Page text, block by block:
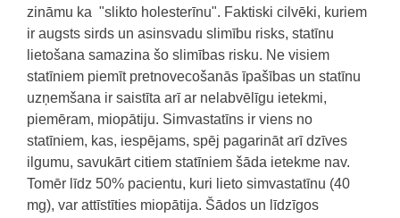
zināmu ka "slikto holesterīnu". Faktiski cilvēki, kuriem
ir augsts sirds un asinsvadu slimību risks, statīnu
lietošana samazina šo slimības risku. Ne visiem
statīniem piemīt pretnovecošanās īpašības un statīnu
uzņemšana ir saistīta arī ar nelabvēlīgu ietekmi,
piemēram, miopātiju. Simvastatīns ir viens no
statīniem, kas, iespējams, spēj pagarināt arī dzīves
ilgumu, savukārt citiem statīniem šāda ietekme nav.
Tomēr līdz 50% pacientu, kuri lieto simvastatīnu (40
mg), var attīstīties miopātija. Šādos un līdzīgos